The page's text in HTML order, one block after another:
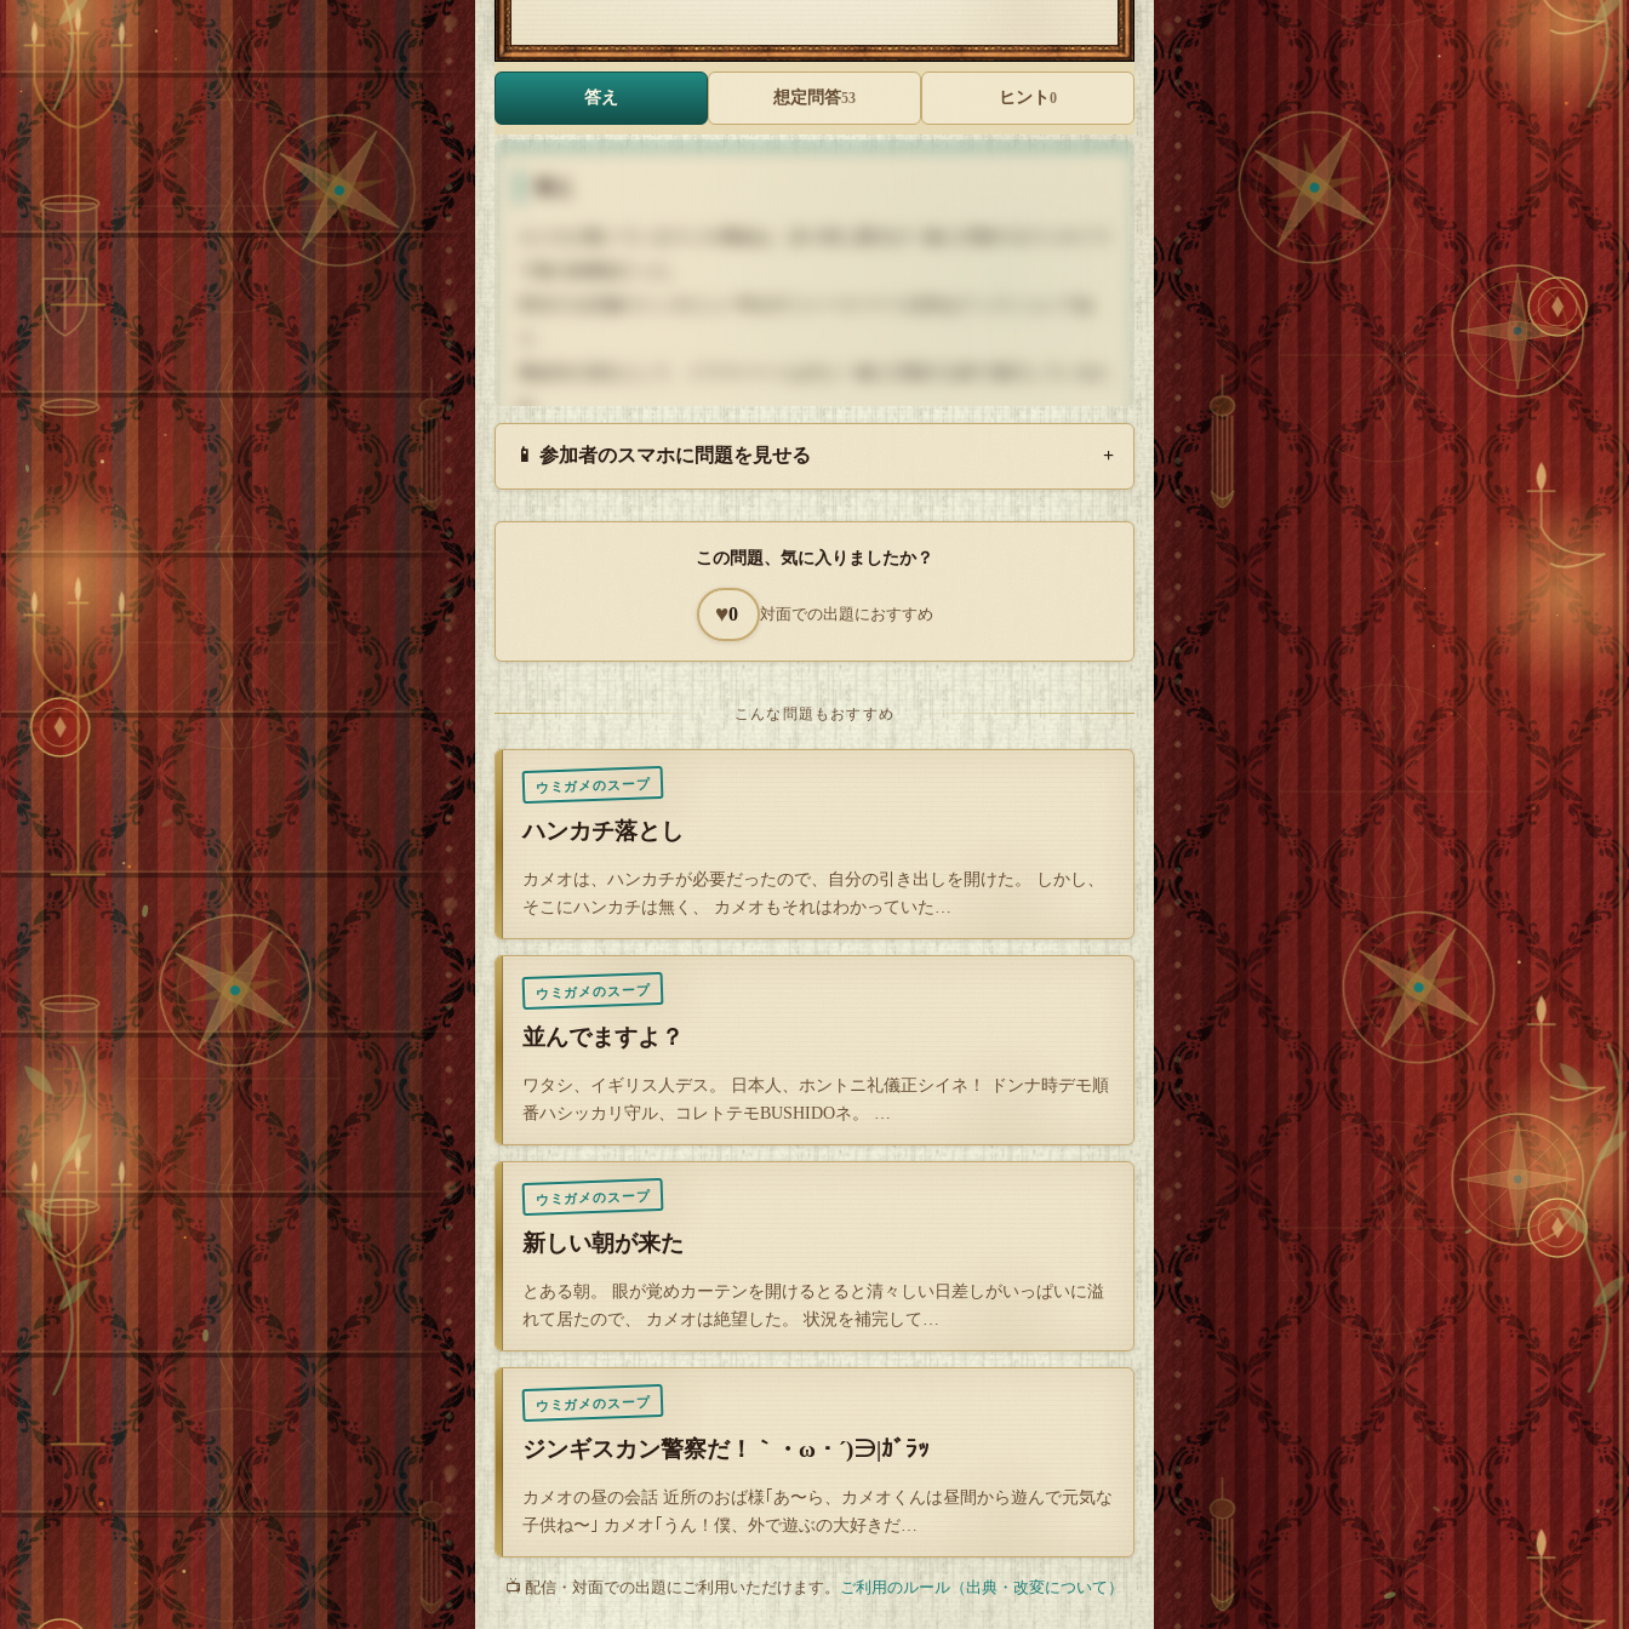
答え 想定問答53 ヒント 0
め、
そのラジオ番組で、近場に穴場の飲食店があることを知ったカメオだが、
後日、番組で紹介された飲食店にペットを連れて訪れたカメオだったが、
その店の入り口に「ペット禁止！」と張り出されており、結局入店できなかっ
た。
カメオ「なんで『ポチの不思議なガーデン（ラジオ番組名）』のポチはOKな
店員「あの番組の犬は番組上の演出であり、架空の存在と伺っております。お
引き取りください。」
カメオ「くっそー、あのラジオのバカ！もう知らない！ヽ(`Д´)ﾉｳﾜｧｧﾝ!! 」
後日、カメオはペットを自宅において、ひとりで飲食店を満喫した。
後書き）
ヒントで書いたラジオ番組は、TOKYO FM系の「ピートのふしぎなガレー
ジ」という番組です。
ピエール瀧さんの楽しそうなアフレコが聴けますよ。
Q
解答を開封する
タップで封を割る
📱 参加者のスマホに問題を見せる +
この問題、気に入りましたか？
♥0 対面での出題におすすめ
こんな問題もおすすめ
ウミガメのスープ
ハンカチ落とし
カメオは、ハンカチが必要だったので、自分の引き出しを開けた。 しかし、
そこにハンカチは無く、 カメオもそれはわかっていた…
ウミガメのスープ
並んでますよ？
ワタシ、イギリス人デス。 日本人、ホントニ礼儀正シイネ！ ドンナ時デモ順
番ハシッカリ守ル、コレトテモBUSHIDOネ。 …
ウミガメのスープ
新しい朝が来た
とある朝。 眼が覚めカーテンを開けるとると清々しい日差しがいっぱいに溢
れて居たので、 カメオは絶望した。 状況を補完して…
ウミガメのスープ
ジンギスカン警察だ！｀・ω・´)∋|ｶﾞﾗｯ
カメオの昼の会話 近所のおば様｢あ〜ら、カメオくんは昼間から遊んで元気な
子供ね〜｣ カメオ｢うん！僕、外で遊ぶの大好きだ…
📺 配信・対面での出題にご利用いただけます。 ご利用のルール（出典・改変について）